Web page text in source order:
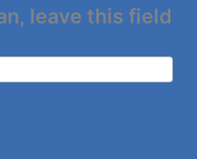
leave this field